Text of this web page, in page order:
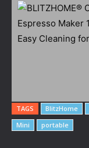
TAGS BlitzHome
Mini
portable